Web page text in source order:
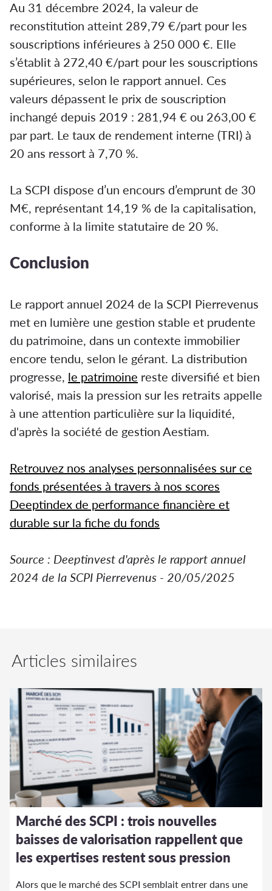
Au 31 décembre 2024, la valeur de
reconstitution atteint 289,79 €/part pour les
souscriptions inférieures à 250 000 €. Elle
s’établit à 272,40 €/part pour les souscriptions
supérieures, selon le rapport annuel. Ces
valeurs dépassent le prix de souscription
inchangé depuis 2019 : 281,94 € ou 263,00 €
par part. Le taux de rendement interne (TRI) à
20 ans ressort à 7,70 %.
La SCPI dispose d’un encours d’emprunt de 30
M€, représentant 14,19 % de la capitalisation,
conforme à la limite statutaire de 20 %.
Conclusion
Le rapport annuel 2024 de la SCPI Pierrevenus
met en lumière une gestion stable et prudente
du patrimoine, dans un contexte immobilier
encore tendu, selon le gérant. La distribution
progresse, le patrimoine reste diversifié et bien
valorisé, mais la pression sur les retraits appelle
à une attention particulière sur la liquidité,
d'après la société de gestion Aestiam.
Retrouvez nos analyses personnalisées sur ce
fonds présentées à travers à nos scores
Deeptindex de performance financière et
durable sur la fiche du fonds
Source : Deeptinvest d'après le rapport annuel
2024 de la SCPI Pierrevenus - 20/05/2025
Articles similaires
Marché des SCPI : trois nouvelles
baisses de valorisation rappellent que
les expertises restent sous pression
Alors que le marché des SCPI semblait entrer dans une